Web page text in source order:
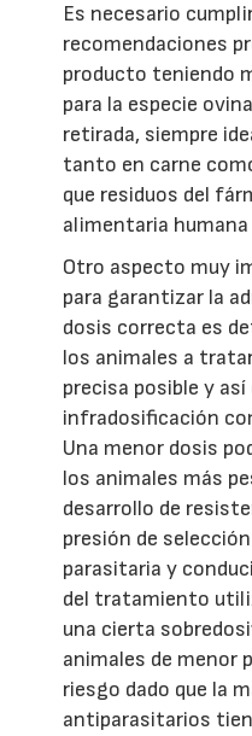
Es necesario
recomendaciones
producto teniendo
para la especie
retirada, siempre
tanto en carne
que residuos del
alimentaria
Otro aspecto muy
para garantizar la
dosis correcta es
los animales a
precisa posible y
infradosificación
Una menor dosis
los animales más
desarrollo de
presión de
parasitaria y
del tratamiento
una cierta
animales de menor
riesgo dado que la
antiparasitarios